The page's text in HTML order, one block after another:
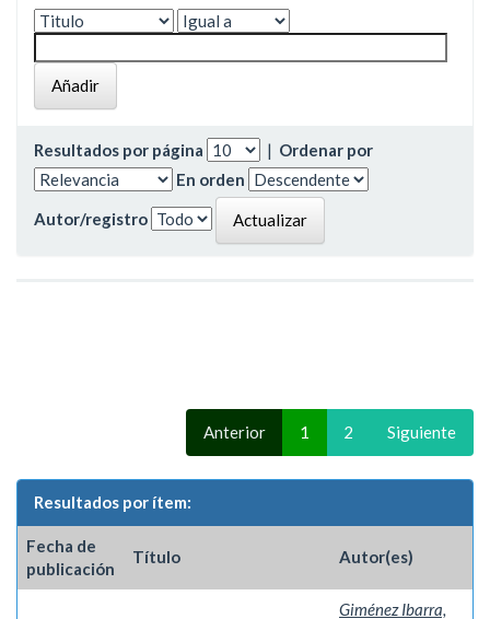
Resultados por página | Ordenar por
En orden
Autor/registro
Anterior 1 2 Siguiente
Resultados por ítem:
Fecha de
publicación
Título Autor(es)
Giménez Ibarra,